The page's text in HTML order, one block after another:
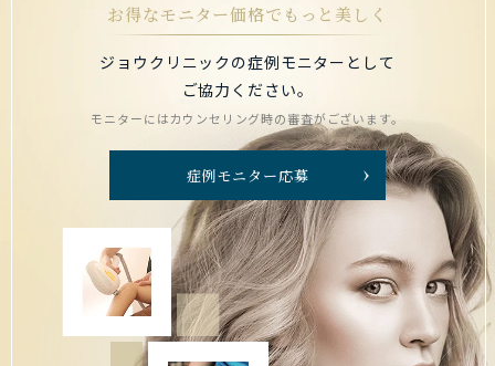
お得なモニター価格でもっと美しく
ジョウクリニックの症例モニターとして
ご協力ください。
モニターにはカウンセリング時の審査がございます。
症例モニター応募